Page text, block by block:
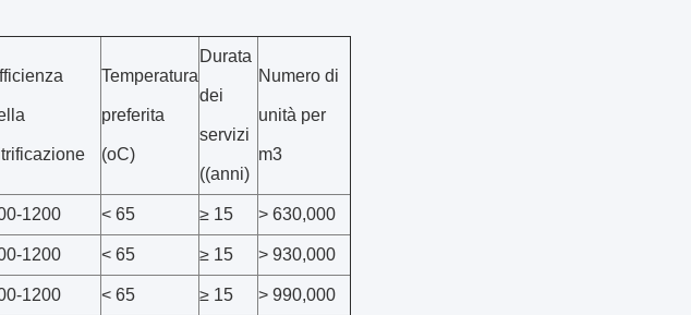
Temperatura
preferita
(oC)
Durata
dei
servizi
((anni)
Numero di
unità per
m3
1200 < 65 ≥ 15 > 630,000
1200 < 65 ≥ 15 > 930,000
1200 < 65 ≥ 15 > 990,000